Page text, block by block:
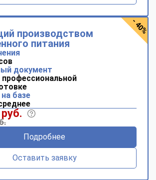
производством
питания
документ
базе
Подробнее
Оставить заявку
- 40%